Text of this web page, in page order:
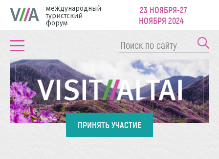
международный
туристский
форум
23 НОЯБРЯ-27
НОЯБРЯ 2024
ПРИНЯТЬ УЧАСТИЕ